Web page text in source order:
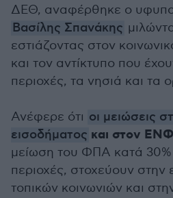
ΔΕΘ, αναφέρθηκε ο
Βασίλης Σπανάκης
εστιάζοντας στον
και τον αντίκτυπο που
περιοχές, τα νησιά και τα
Ανέφερε ότι οι μειώσεις
εισοδήματος και στον
μείωση του ΦΠΑ κατά 30%
περιοχές, στοχεύουν στην
τοπικών κοινωνιών και